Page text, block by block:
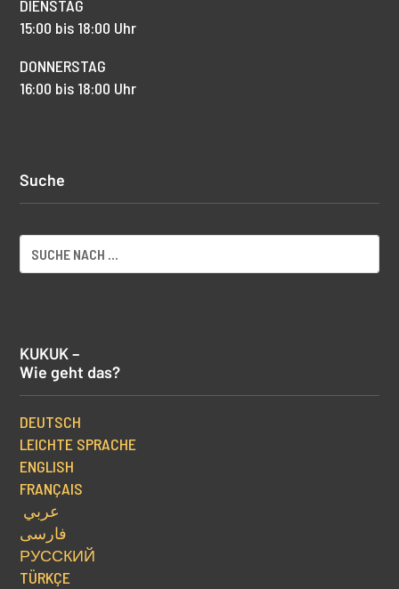
DIENSTAG
15:00 bis 18:00 Uhr
DONNERSTAG
16:00 bis 18:00 Uhr
Suche
KUKUK –
Wie geht das?
DEUTSCH
LEICHTE SPRACHE
ENGLISH
FRANÇAIS
عربي
فارسی
РУССКИЙ
TÜRKÇE